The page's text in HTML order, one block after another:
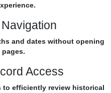
and dates without opening
Access
to efficiently review historical